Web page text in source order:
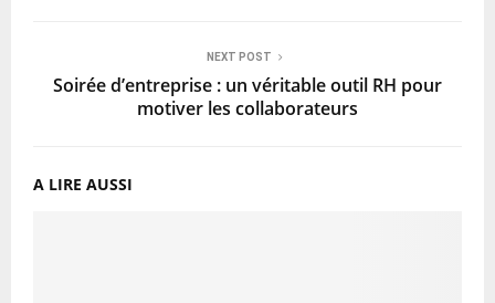
NEXT POST
Soirée d’entreprise : un véritable outil RH pour
motiver les collaborateurs
A LIRE AUSSI